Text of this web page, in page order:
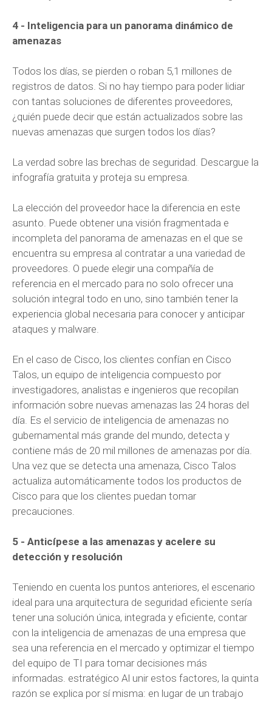
4 - Inteligencia para un panorama dinámico de
amenazas
Todos los días, se pierden o roban 5,1 millones de
registros de datos. Si no hay tiempo para poder lidiar
con tantas soluciones de diferentes proveedores,
¿quién puede decir que están actualizados sobre las
nuevas amenazas que surgen todos los días?
La verdad sobre las brechas de seguridad. Descargue la
infografía gratuita y proteja su empresa.
La elección del proveedor hace la diferencia en este
asunto. Puede obtener una visión fragmentada e
incompleta del panorama de amenazas en el que se
encuentra su empresa al contratar a una variedad de
proveedores. O puede elegir una compañía de
referencia en el mercado para no solo ofrecer una
solución integral todo en uno, sino también tener la
experiencia global necesaria para conocer y anticipar
ataques y malware.
En el caso de Cisco, los clientes confían en Cisco
Talos, un equipo de inteligencia compuesto por
investigadores, analistas e ingenieros que recopilan
información sobre nuevas amenazas las 24 horas del
día. Es el servicio de inteligencia de amenazas no
gubernamental más grande del mundo, detecta y
contiene más de 20 mil millones de amenazas por día.
Una vez que se detecta una amenaza, Cisco Talos
actualiza automáticamente todos los productos de
Cisco para que los clientes puedan tomar
precauciones.
5 - Anticípese a las amenazas y acelere su
detección y resolución
Teniendo en cuenta los puntos anteriores, el escenario
ideal para una arquitectura de seguridad eficiente sería
tener una solución única, integrada y eficiente, contar
con la inteligencia de amenazas de una empresa que
sea una referencia en el mercado y optimizar el tiempo
del equipo de TI para tomar decisiones más
informadas. estratégico Al unir estos factores, la quinta
razón se explica por sí misma: en lugar de un trabajo